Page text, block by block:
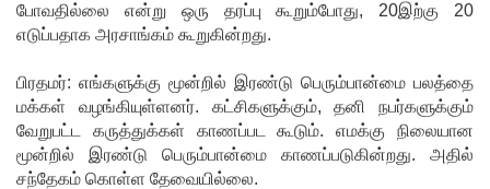
சங்கள் 431
இலங்கை
யர்களை
இலக்கு
போவதில்லை என்று ஒரு தரப்பு கூறும்போது, 20இற்கு 20
எடுப்பதாக அரசாங்கம் கூறுகின்றது.
பிரதமர்: எங்களுக்கு மூன்றில் இரண்டு பெரும்பான்மை பலத்தை
மக்கள் வழங்கியுள்ளனர். கட்சிகளுக்கும், தனி நபர்களுக்கும்
வேறுபட்ட கருத்துக்கள் காணப்பட கூடும். எமக்கு நிலையான
மூன்றில் இரண்டு பெரும்பான்மை காணப்படுகின்றது. அதில்
சந்தேகம் கொள்ள தேவையில்லை.